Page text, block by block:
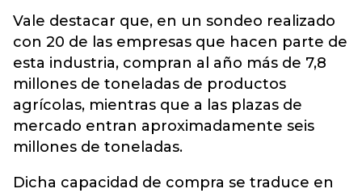
Vale destacar que, en un sondeo realizado
con 20 de las empresas que hacen parte de
esta industria, compran al año más de 7,8
millones de toneladas de productos
agrícolas, mientras que a las plazas de
mercado entran aproximadamente seis
millones de toneladas.
Dicha capacidad de compra se traduce en